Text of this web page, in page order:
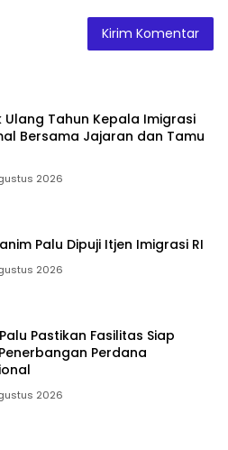
Ulang Tahun Kepala Imigrasi
Bersama Jajaran dan Tamu
2026
Palu Dipuji Itjen Imigrasi RI
2026
Pastikan Fasilitas Siap
Perdana
2026